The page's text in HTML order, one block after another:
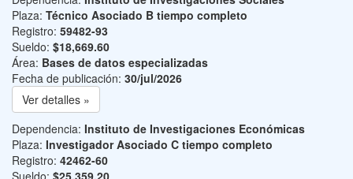
Plaza: Técnico Asociado B tiempo completo
Registro: 59482-93
Sueldo: $18,669.60
Área: Bases de datos especializadas
Fecha de publicación: 30/jul/2026
Ver detalles »
Dependencia: Instituto de Investigaciones Económicas
Plaza: Investigador Asociado C tiempo completo
Registro: 42462-60
Sueldo: $25,359.20